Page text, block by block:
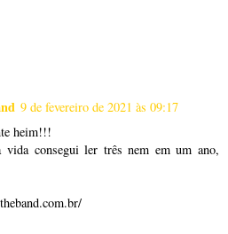
9 de fevereiro de 2021 às 09:17
heim!!!
vida consegui ler três nem em um ano,